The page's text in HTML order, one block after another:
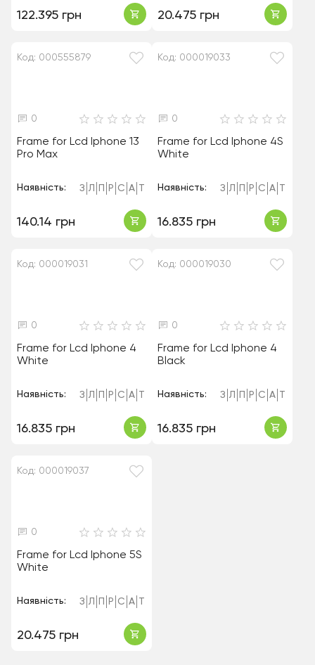
122.395 грн 20.475 грн
Код: 000555879
0
Frame for Lcd Iphone 13
Pro Max
Наявність: З Л Р С А
140.14 грн
Код: 000019033
0
Frame for Lcd Iphone 4S
White
Наявність: З Л Р С А
16.835 грн
Код: 000019031
0
Frame for Lcd Iphone 4
White
Наявність: З Л Р С А
16.835 грн
Код: 000019030
0
Frame for Lcd Iphone 4
Black
Наявність: З Л Р С А
16.835 грн
Код: 000019037
0
Frame for Lcd Iphone 5S
White
Наявність: З Л Р С А
20.475 грн